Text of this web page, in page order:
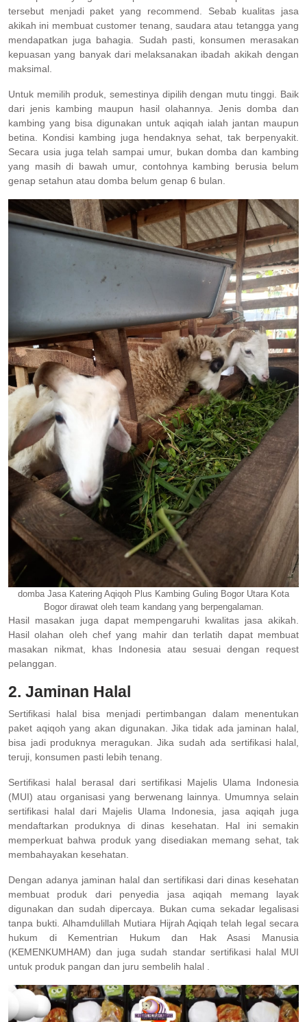
tersebut menjadi paket yang recommend. Sebab kualitas jasa
akikah ini membuat customer tenang, saudara atau tetangga yang
mendapatkan juga bahagia. Sudah pasti, konsumen merasakan
kepuasan yang banyak dari melaksanakan ibadah akikah dengan
maksimal.
Untuk memilih produk, semestinya dipilih dengan mutu tinggi. Baik
dari jenis kambing maupun hasil olahannya. Jenis domba dan
kambing yang bisa digunakan untuk aqiqah ialah jantan maupun
betina. Kondisi kambing juga hendaknya sehat, tak berpenyakit.
Secara usia juga telah sampai umur, bukan domba dan kambing
yang masih di bawah umur, contohnya kambing berusia belum
genap setahun atau domba belum genap 6 bulan.
domba Jasa Katering Aqiqoh Plus Kambing Guling Bogor Utara Kota
Bogor dirawat oleh team kandang yang berpengalaman.
Hasil masakan juga dapat mempengaruhi kwalitas jasa akikah.
Hasil olahan oleh chef yang mahir dan terlatih dapat membuat
masakan nikmat, khas Indonesia atau sesuai dengan request
pelanggan.
2. Jaminan Halal
Sertifikasi halal bisa menjadi pertimbangan dalam menentukan
paket aqiqoh yang akan digunakan. Jika tidak ada jaminan halal,
bisa jadi produknya meragukan. Jika sudah ada sertifikasi halal,
teruji, konsumen pasti lebih tenang.
Sertifikasi halal berasal dari sertifikasi Majelis Ulama Indonesia
(MUI) atau organisasi yang berwenang lainnya. Umumnya selain
sertifikasi halal dari Majelis Ulama Indonesia, jasa aqiqah juga
mendaftarkan produknya di dinas kesehatan. Hal ini semakin
memperkuat bahwa produk yang disediakan memang sehat, tak
membahayakan kesehatan.
Dengan adanya jaminan halal dan sertifikasi dari dinas kesehatan
membuat produk dari penyedia jasa aqiqah memang layak
digunakan dan sudah dipercaya. Bukan cuma sekadar legalisasi
tanpa bukti. Alhamdulillah Mutiara Hijrah Aqiqah telah legal secara
hukum di Kementrian Hukum dan Hak Asasi Manusia
(KEMENKUMHAM) dan juga sudah standar sertifikasi halal MUI
untuk produk pangan dan juru sembelih halal .